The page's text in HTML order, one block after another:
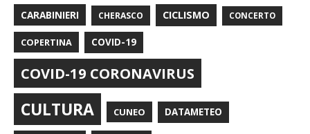
CARABINIERI CHERASCO CICLISMO CONCERTO
COPERTINA COVID-19
COVID-19 CORONAVIRUS
CULTURA CUNEO DATAMETEO